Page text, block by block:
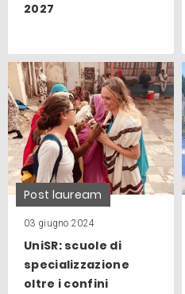
2027
Post lauream
03 giugno 2024
UniSR: scuole di
specializzazione
oltre i confini